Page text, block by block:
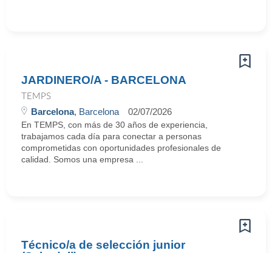
JARDINERO/A - BARCELONA
TEMPS
Barcelona, Barcelona 02/07/2026
En TEMPS, con más de 30 años de experiencia,
trabajamos cada día para conectar a personas
comprometidas con oportunidades profesionales de
calidad. Somos una empresa ...
Técnico/a de selección junior